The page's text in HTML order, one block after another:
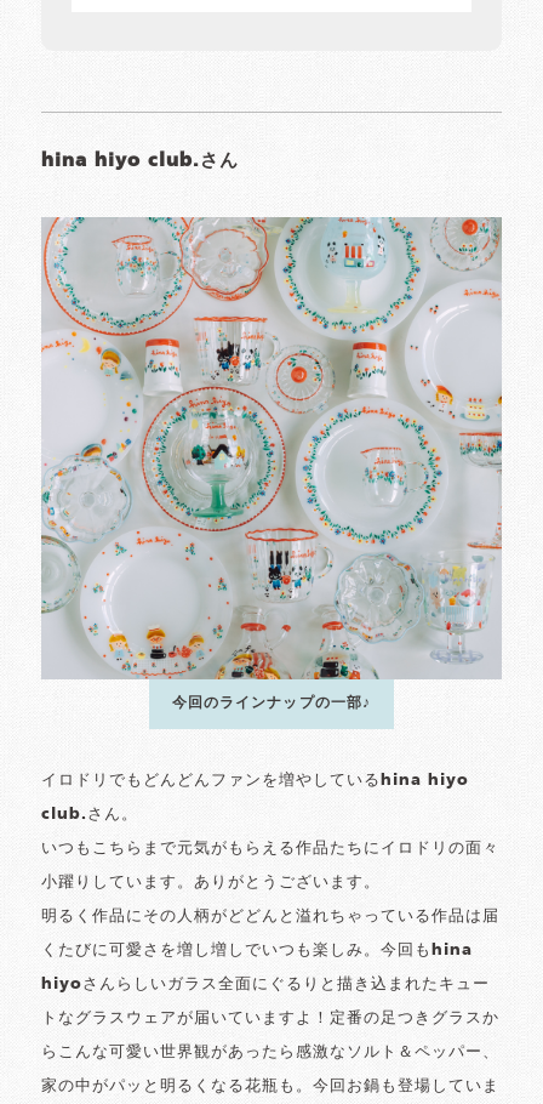
hina hiyo club.さん
今回のラインナップの一部♪
イロドリでもどんどんファンを増やしているhina hiyo
club.さん。
いつもこちらまで元気がもらえる作品たちにイロドリの面々
小躍りしています。ありがとうございます。
明るく作品にその人柄がどどんと溢れちゃっている作品は届
くたびに可愛さを増し増しでいつも楽しみ。今回もhina
hiyoさんらしいガラス全面にぐるりと描き込まれたキュー
トなグラスウェアが届いていますよ！定番の足つきグラスか
らこんな可愛い世界観があったら感激なソルト＆ペッパー、
家の中がパッと明るくなる花瓶も。今回お鍋も登場していま